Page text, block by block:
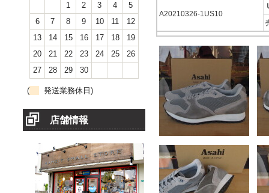
1
2 3 4
5
6
7 8 9 10 11
12
13
14 15 16 17 18
19
20
21 22 23 24 25
26
27
28 29 30
( 発送業務休日)
店舗情報
A20210326-1US10